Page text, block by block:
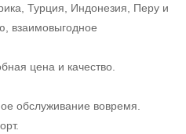
Турция, Индонезия, Перу и
взаимовыгодное
цена и качество.
обслуживание вовремя.